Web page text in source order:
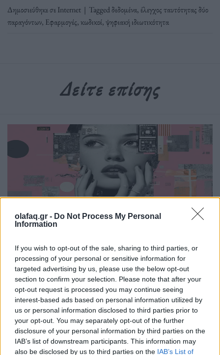
olafaq.gr - Do Not Process My Personal
Information
If you wish to opt-out of the sale, sharing to third parties, or
processing of your personal or sensitive information for
targeted advertising by us, please use the below opt-out
section to confirm your selection. Please note that after your
opt-out request is processed you may continue seeing
interest-based ads based on personal information utilized by
us or personal information disclosed to third parties prior to
your opt-out. You may separately opt-out of the further
disclosure of your personal information by third parties on the
IAB’s list of downstream participants. This information may
also be disclosed by us to third parties on the IAB’s List of
Δημοσιεύθηκε σεInternet | Taggedδεδομένα, έλεγχος ταυτότητας δύο
παραγόντων, Εφαρμογές,κωδικοί,ψηφιακή ιδιωτικότητα
Δείτε επίσης
Slowtech: Γιατί επιστρέφουν το iPod Shuffle,
τα «dumb» τηλέφωνα και τα εργαλεία που
μειώνουν τον χρόνο οθόνης;
22.06.26
Από μια διαφήμιση του iPod Shuffle στο μετρό της Νέας
Υόρκης μέχρι εφαρμογές και συσκευές «μειωμένης τριβής»,
όλο και περισσότεροι χρήστες στρέφονται σε παλαιότερη ή πιο